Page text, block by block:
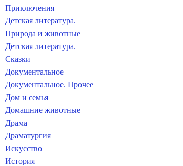
Приключения
Детская литература.
Природа и животные
Детская литература.
Сказки
Документальное
Документальное. Прочее
Дом и семья
Домашние животные
Драма
Драматургия
Искусство
История